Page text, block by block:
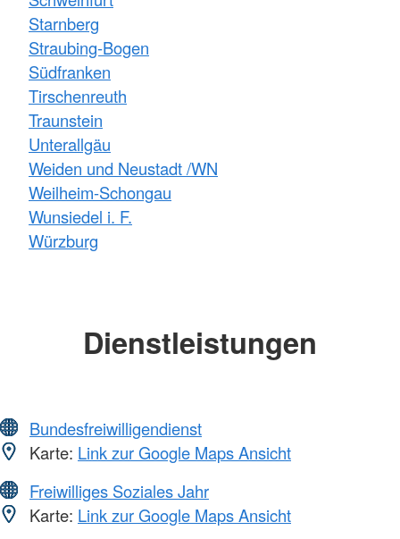
Starnberg
Straubing-Bogen
Südfranken
Tirschenreuth
Traunstein
Unterallgäu
Weiden und Neustadt /WN
Weilheim-Schongau
Wunsiedel i. F.
Würzburg
Dienstleistungen
Bundesfreiwilligendienst
Karte: Link zur Google Maps Ansicht
Freiwilliges Soziales Jahr
Karte: Link zur Google Maps Ansicht